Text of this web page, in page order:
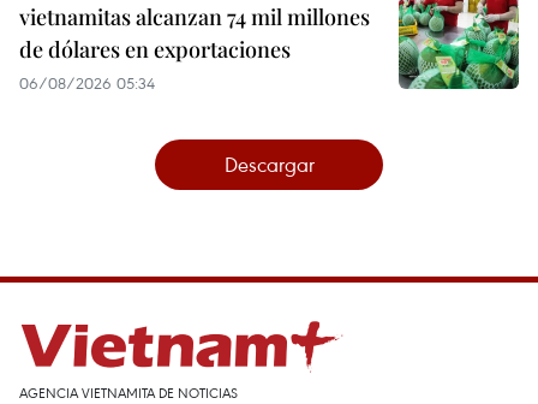
vietnamitas alcanzan 74 mil millones
de dólares en exportaciones
06/08/2026 05:34
Descargar
AGENCIA VIETNAMITA DE NOTICIAS